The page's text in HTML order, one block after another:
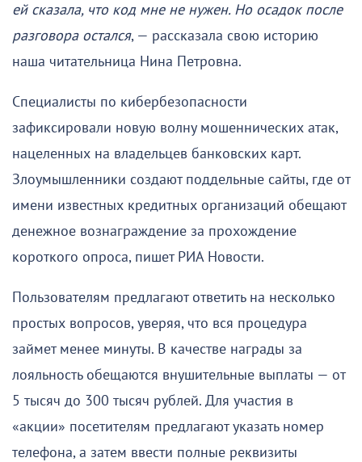
ей сказала, что код мне не нужен. Но осадок после
разговора остался, — рассказала свою историю
наша читательница Нина Петровна.
Специалисты по кибербезопасности
зафиксировали новую волну мошеннических атак,
нацеленных на владельцев банковских карт.
Злоумышленники создают поддельные сайты, где от
имени известных кредитных организаций обещают
денежное вознаграждение за прохождение
короткого опроса, пишет РИА Новости.
Пользователям предлагают ответить на несколько
простых вопросов, уверяя, что вся процедура
займет менее минуты. В качестве награды за
лояльность обещаются внушительные выплаты — от
5 тысяч до 300 тысяч рублей. Для участия в
«акции» посетителям предлагают указать номер
телефона, а затем ввести полные реквизиты